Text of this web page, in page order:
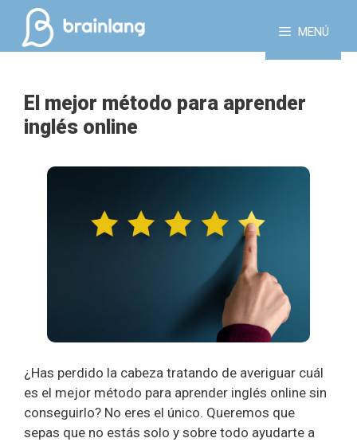
Saltar
contenido
MENÚ
El mejor método para aprender
inglés online
¿Has perdido la cabeza tratando de averiguar cuál
es el mejor método para aprender inglés online sin
conseguirlo? No eres el único. Queremos que
sepas que no estás solo y sobre todo ayudarte a